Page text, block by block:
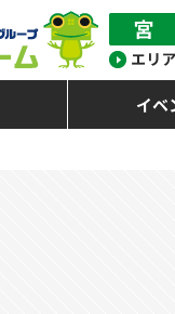
イベ